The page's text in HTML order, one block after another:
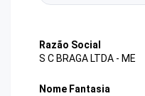
Razão Social
S C BRAGA LTDA - ME
Nome Fantasia